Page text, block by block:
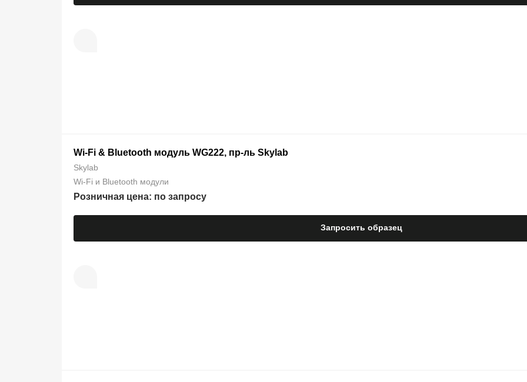
Wi-Fi & Bluetooth модуль WG222, пр-ль Skylab
Skylab
Wi-Fi и Bluetooth модули
Розничная цена: по запросу
Запросить образец